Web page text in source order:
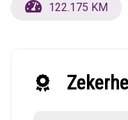
122.175 KM